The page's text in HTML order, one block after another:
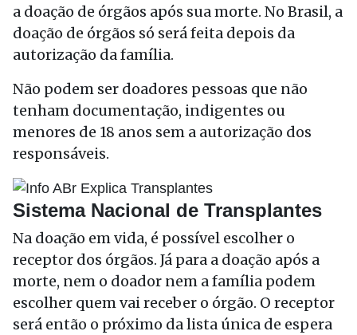
a doação de órgãos após sua morte. No Brasil, a
doação de órgãos só será feita depois da
autorização da família.
Não podem ser doadores pessoas que não
tenham documentação, indigentes ou
menores de 18 anos sem a autorização dos
responsáveis.
Sistema Nacional de Transplantes
Na doação em vida, é possível escolher o
receptor dos órgãos. Já para a doação após a
morte, nem o doador nem a família podem
escolher quem vai receber o órgão. O receptor
será então o próximo da lista única de espera